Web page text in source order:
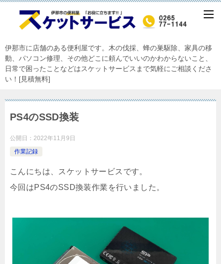
伊那市に店舗のある便利屋です。木の伐採、蜂の巣駆除、家具の移
動、パソコン修理、その他どこに頼んでいいのかわからないこと、
日常で困ったことなどはスケットサービスまで気軽にご相談くださ
い！[見積無料]
PS4のSSD換装
公開日： 2022年11月9日
作業記録
こんにちは、スケットサービスです。
今回はPS4のSSD換装作業を行いました。